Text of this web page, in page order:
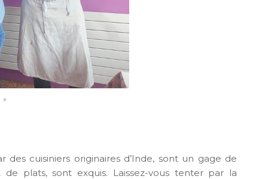
cuisiniers originaires d’Inde, sont un gage de
plats, sont exquis. Laissez-vous tenter par la